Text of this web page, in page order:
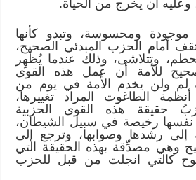
أن يخرج من الحياة.
موجودة ومحسوسة، وتبدو كأنها
أمام الحزب المبدئي الصحيح،
وتتلاشى، وذلك عندما يُظْهِر
للأمة أن عمل هذه القوى
لم ولن يخدم الأمة في يوم من
أنظمة الطاغوت المراد تغييرها،
حقيقة هذه القوى الحزبية
نفسها رخيصة في سبيل الشيطان،
إلى رشدها وصوابها، وترجع إلى
وهي مصدِّقة بهذه الحقيقة التي
كالتي انجلت من قبل للحزب